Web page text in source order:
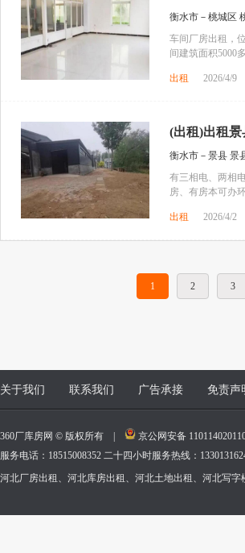
衡水市－桃城区
车间厂房出租，
间建筑面积5000多
出租 2026/4/9
(出租)出租
衡水市－景县 景
有三相电、两相
房、有房本可办
出租 2026/4/2
1 2 3
关于我们 联系我们 广告承接 免责声
360厂库房网 © 版权所有 | 京公网安备
服务电话：18515008352 二十四小时服务热线：
河北厂房出租、河北库房出租、河北土地出租、河北写字